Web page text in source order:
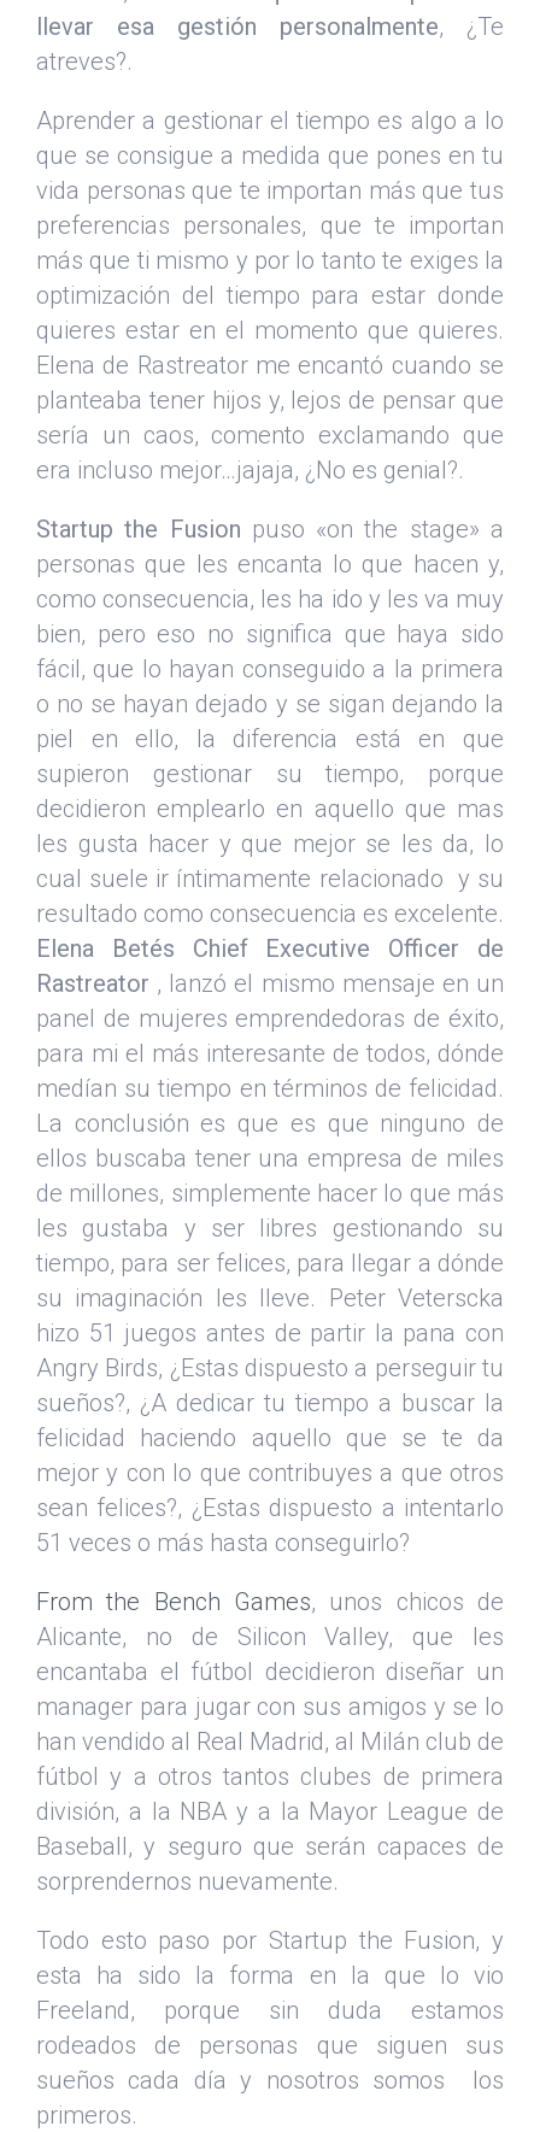
llevar esa gestión personalmente, ¿Te
atreves?.
Aprender a gestionar el tiempo es algo a lo
que se consigue a medida que pones en tu
vida personas que te importan más que tus
preferencias personales, que te importan
más que ti mismo y por lo tanto te exiges la
optimización del tiempo para estar donde
quieres estar en el momento que quieres.
Elena de Rastreator me encantó cuando se
planteaba tener hijos y, lejos de pensar que
sería un caos, comento exclamando que
era incluso mejor…jajaja, ¿No es genial?.
Startup the Fusion puso «on the stage» a
personas que les encanta lo que hacen y,
como consecuencia, les ha ido y les va muy
bien, pero eso no significa que haya sido
fácil, que lo hayan conseguido a la primera
o no se hayan dejado y se sigan dejando la
piel en ello, la diferencia está en que
supieron gestionar su tiempo, porque
decidieron emplearlo en aquello que mas
les gusta hacer y que mejor se les da, lo
cual suele ir íntimamente relacionado y su
resultado como consecuencia es excelente.
Elena Betés Chief Executive Officer
de
Rastreator , lanzó el mismo mensaje en un
panel de mujeres emprendedoras de éxito,
para mi el más interesante de todos, dónde
medían su tiempo en términos de felicidad.
La conclusión es que es que ninguno de
ellos buscaba tener una empresa de miles
de millones, simplemente hacer lo que más
les gustaba y ser libres gestionando su
tiempo, para ser felices, para llegar a dónde
su imaginación les lleve. Peter Veterscka
hizo 51 juegos antes de partir la pana con
Angry Birds, ¿Estas dispuesto a perseguir tu
sueños?, ¿A dedicar tu tiempo a buscar la
felicidad haciendo aquello que se te da
mejor y con lo que contribuyes a que otros
sean felices?, ¿Estas dispuesto a intentarlo
51 veces o más hasta conseguirlo?
From the Bench Games, unos chicos de
Alicante, no de Silicon Valley, que les
encantaba el fútbol decidieron diseñar un
manager para jugar con sus amigos y se lo
han vendido al Real Madrid, al Milán club de
fútbol y a otros tantos clubes de primera
división, a la NBA y a la Mayor League de
Baseball, y seguro que serán capaces de
sorprendernos nuevamente.
Todo esto paso por Startup the Fusion, y
esta ha sido la forma en la que lo vio
Freeland, porque sin duda estamos
rodeados de personas que siguen sus
sueños cada día y nosotros somos los
primeros.